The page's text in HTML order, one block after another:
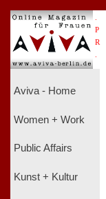
P
R
Aviva - Home
Women + Work
Public Affairs
Kunst + Kultur